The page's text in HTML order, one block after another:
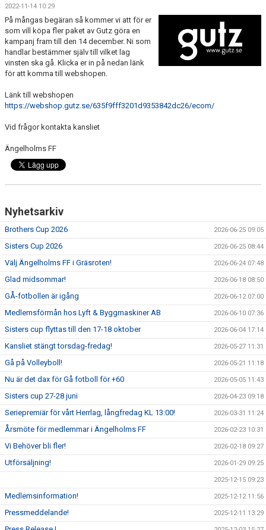
MEDLEMS OCH TRÄNINGSAVGIFTER
2022-11-14 10:29
På mångas begäran så kommer vi att för er
som vill köpa fler paket av Gutz göra en
kampanj fram till den 14 december. Ni som
handlar bestämmer själv till vilket lag
vinsten ska gå. Klicka er in på nedan länk
för att komma till webshopen.
Länk till webshopen
https://webshop.gutz.se/635f9fff3201d9353842dc26/ecom/
Vid frågor kontakta kansliet
Ängelholms FF
Nyhetsarkiv
Brothers Cup 2026 2026-06-25 09:05
Sisters Cup 2026 2026-06-25 08:44
Välj Ängelholms FF i Gräsroten! 2026-06-24 07:48
Glad midsommar! 2026-06-18 08:50
GÅ-fotbollen är igång 2026-06-12 07:00
Medlemsförmån hos Lyft & Byggmaskiner AB 2026-06-10 07:36
Sisters cup flyttas till den 17-18 oktober 2026-06-04 17:14
Kansliet stängt torsdag-fredag! 2026-05-27 11:31
Gå på Volleyboll! 2026-05-21 11:18
Nu är det dax för Gå fotboll för +60 2026-05-05 11:43
Sisters cup 27-28 juni 2026-04-23 09:18
Seriepremiär för vårt Herrlag, långfredag KL 13:00! 2026-03-31 11:24
Årsmöte för medlemmar i Ängelholms FF 2026-02-23 10:31
Vi Behöver bli fler! 2026-02-18 09:27
Utförsäljning! 2026-01-29 09:25
2025-12-15 09:23
Medlemsinformation! 2025-12-12 11:56
Pressmeddelande! 2025-12-11 13:29